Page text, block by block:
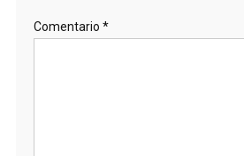
Comentario *